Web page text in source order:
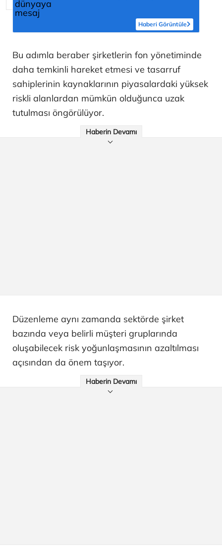
Haberi Görüntüle
Bu adımla beraber şirketlerin fon yönetiminde
daha temkinli hareket etmesi ve tasarruf
sahiplerinin kaynaklarının piyasalardaki yüksek
riskli alanlardan mümkün olduğunca uzak
tutulması öngörülüyor.
Haberin Devamı
Düzenleme aynı zamanda sektörde şirket
bazında veya belirli müşteri gruplarında
oluşabilecek risk yoğunlaşmasının azaltılması
açısından da önem taşıyor.
Haberin Devamı